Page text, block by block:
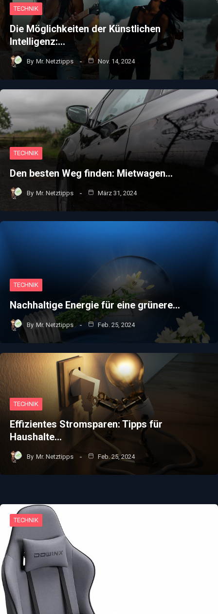
TECHNIK
Die Möglichkeiten der Künstlichen
Intelligenz:…
By Mr. Netztipps Nov. 14, 2024
TECHNIK
Den besten Weg finden: Mietwagen…
By Mr. Netztipps März 31, 2024
TECHNIK
Nachhaltige Energie für eine grünere…
By Mr. Netztipps Feb. 25, 2024
TECHNIK
Effizientes Stromsparen: Tipps für
Haushalte…
By Mr. Netztipps Feb. 25, 2024
TECHNIK